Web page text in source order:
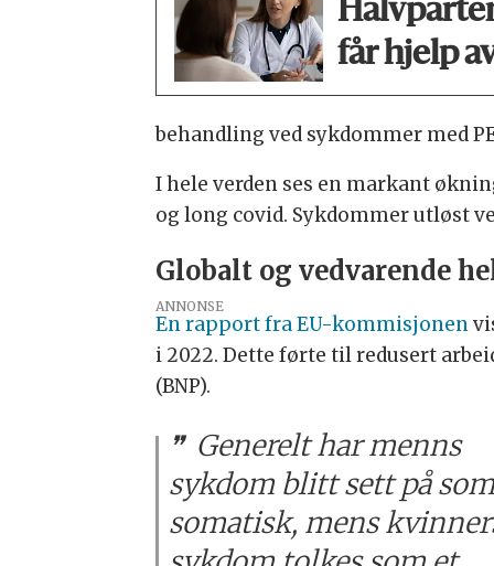
får hjelp
behandling ved sykdommer med
I hele verden ses en markant
og long covid. Sykdommer utløst
Globalt og vedvarende
ANNONSE
En rapport fra EU-kommisjonen
i 2022. Dette førte til redusert
(BNP).
Generelt har menns
sykdom blitt sett på som
somatisk, mens